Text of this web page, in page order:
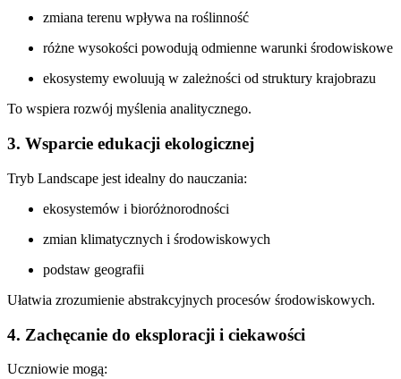
zmiana terenu wpływa na roślinność
różne wysokości powodują odmienne warunki środowiskowe
ekosystemy ewoluują w zależności od struktury krajobrazu
To wspiera rozwój myślenia analitycznego.
3. Wsparcie edukacji ekologicznej
Tryb Landscape jest idealny do nauczania:
ekosystemów i bioróżnorodności
zmian klimatycznych i środowiskowych
podstaw geografii
Ułatwia zrozumienie abstrakcyjnych procesów środowiskowych.
4. Zachęcanie do eksploracji i ciekawości
Uczniowie mogą: